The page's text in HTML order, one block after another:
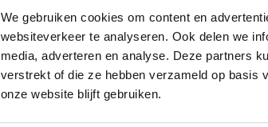
We gebruiken cookies om content en
websiteverkeer te analyseren. Ook delen we
media, adverteren en analyse. Deze partners
verstrekt of die ze hebben verzameld op basis
onze website blijft gebruiken.